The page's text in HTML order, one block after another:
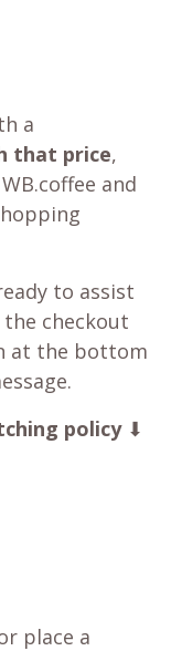
a
that price,
and
to assist
the checkout
at the bottom
policy⬇
place a